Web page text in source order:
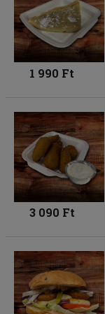
1 990 Ft
3 090 Ft